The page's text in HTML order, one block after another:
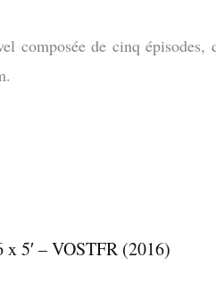
composée de cinq
5′ – VOSTFR (2016)